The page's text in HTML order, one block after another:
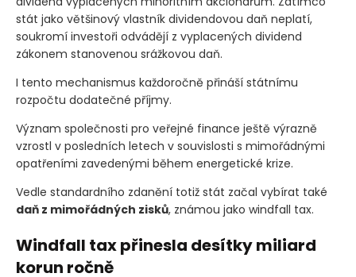
Další miliardy korun stát získává prostřednictvím daně z
dividend vyplácených minoritním akcionářům. Zatímco
stát jako většinový vlastník dividendovou daň neplatí,
soukromí investoři odvádějí z vyplacených dividend
zákonem stanovenou srážkovou daň.
I tento mechanismus každoročně přináší státnímu
rozpočtu dodatečné příjmy.
Význam společnosti pro veřejné finance ještě výrazně
vzrostl v posledních letech v souvislosti s mimořádnými
opatřeními zavedenými během energetické krize.
Vedle standardního zdanění totiž stát začal vybírat také
daň z mimořádných zisků
, známou jako windfall tax.
Windfall tax přinesla desítky miliard